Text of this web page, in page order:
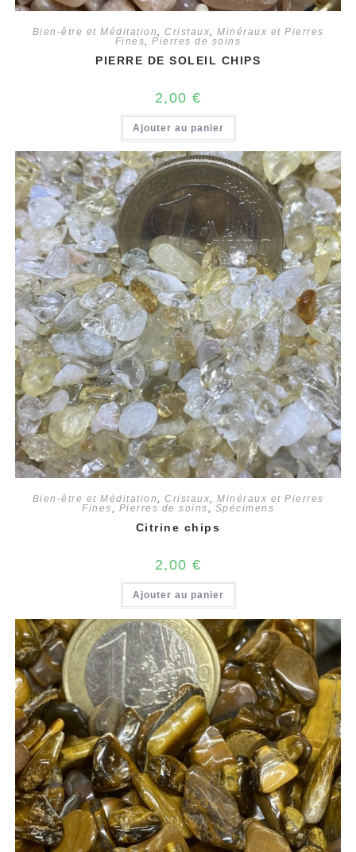
Bien-être et Méditation, Cristaux, Minéraux et Pierres
Fines,Pierres de soins
PIERRE DE SOLEIL CHIPS
2,00 €
Ajouter au panier
Bien-être et Méditation, Cristaux, Minéraux et Pierres
Fines, Pierres de soins, Spécimens
Citrine chips
2,00 €
Ajouter au panier